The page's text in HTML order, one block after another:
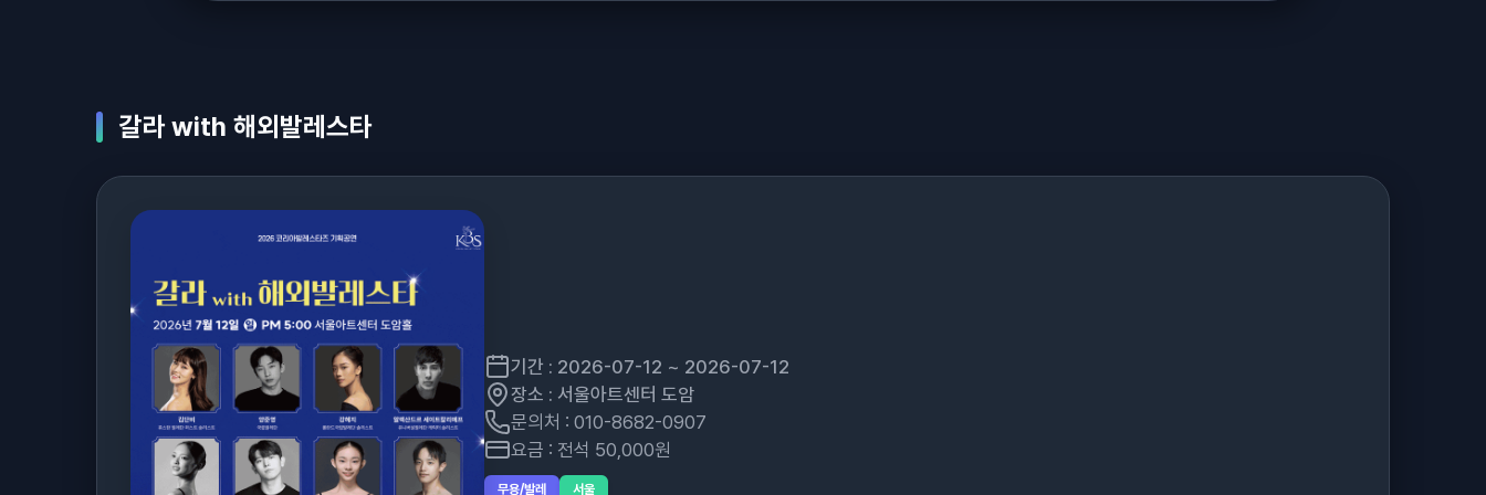
갈라 with 해외발레스타
기간 : 2026-07-12 ~ 2026-07-12
장소 : 서울아트센터 도암
문의처 : 010-8682-0907
요금 : 전석 50,000원
무용/발레 서울